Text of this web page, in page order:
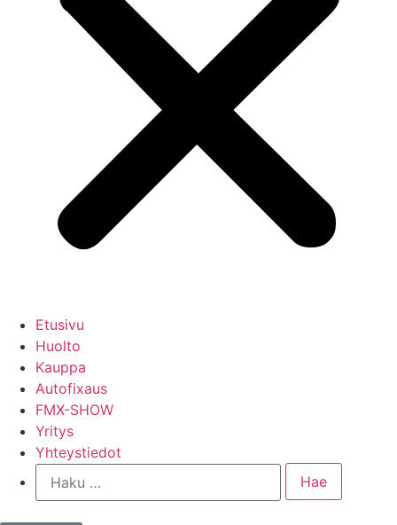
Etusivu
Huolto
Kauppa
Autofixaus
FMX-SHOW
Yritys
Yhteystiedot